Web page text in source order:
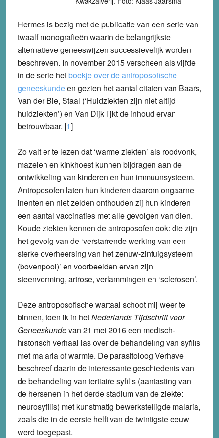
Hermes is bezig met de publicatie van een serie van
twaalf monografieën waarin de belangrijkste
alternatieve geneeswijzen successievelijk worden
beschreven. In november 2015 verscheen als vijfde
in de serie het boekje over de antroposofische
geneeskundeen gezien het aantal citaten van Baars,
Van der Bie, Staal (‘Huidziekten zijn niet altijd
huidziekten’) en Van Dijk lijkt de inhoud ervan
betrouwbaar. [1]
Zo valt er te lezen dat ‘warme ziekten’ als roodvonk,
mazelen en kinkhoest kunnen bijdragen aan de
ontwikkeling van kinderen en hun immuunsysteem.
Antroposofen laten hun kinderen daarom ongaarne
inenten en niet zelden onthouden zij hun kinderen
een aantal vaccinaties met alle gevolgen van dien.
Koude ziekten kennen de antroposofen ook: die zijn
het gevolg van de ‘verstarrende werking van een
sterke overheersing van het zenuw-zintuigsysteem
(bovenpool)’ en voorbeelden ervan zijn
steenvorming, artrose, verlammingen en ‘sclerosen’.
Deze antroposofische wartaal schoot mij weer te
binnen, toen ik in hetNederlands Tijdschrift voor
Geneeskundevan 21 mei 2016 een medisch-
historisch verhaal las over de behandeling van syfilis
met malaria of warmte. De parasitoloog Verhave
beschreef daarin de interessante geschiedenis van
de behandeling van tertiaire syfilis (aantasting van
de hersenen in het derde stadium van de ziekte:
neurosyfilis) met kunstmatig bewerkstelligde malaria,
zoals die in de eerste helft van de twintigste eeuw
werd toegepast.